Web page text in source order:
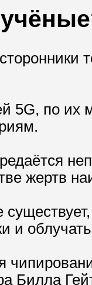
5G, по их
жертв
и
Билла